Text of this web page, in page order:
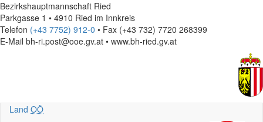
Bezirkshauptmannschaft Ried
Parkgasse 1 • 4910 Ried im Innkreis
Telefon (+43 7752) 912-0 • Fax (+43 732) 7720 268399
E-Mail bh-ri.post@ooe.gv.at • www.bh-ried.gv.at
Land OÖ